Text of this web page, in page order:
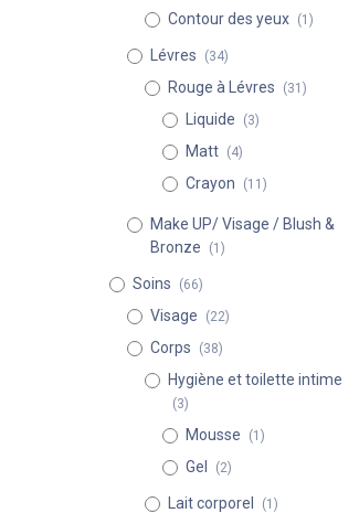
Contour des yeux (1)
Lévres (34)
Rouge à Lévres (31)
Liquide (3)
Matt (4)
Crayon (11)
Make UP/ Visage / Blush &
Bronze
(1)
Soins (66)
Visage (22)
Corps (38)
Hygiène et toilette intime
(3)
Mousse (1)
Gel (2)
Lait corporel (1)